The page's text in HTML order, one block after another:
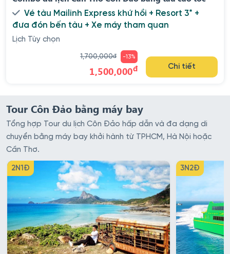
Vé tàu Mailinh Express khứ hồi + Resort 3* +
đưa đón bến tàu + Xe máy tham quan
Lịch Tùy chọn
1,700,000đ -13%
1,500,000đ Chi tiết
Tour Côn Đảo bằng máy bay
Tổng hợp Tour du lịch Côn Đảo hấp dẫn và đa dạng di
chuyển bằng máy bay khởi hành từ TPHCM, Hà Nội hoặc
Cần Thơ.
2N1Đ 3N2Đ